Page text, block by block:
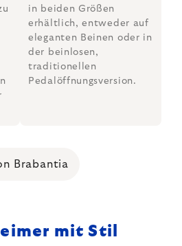
in beiden Größen
erhältlich, entweder auf
eleganten Beinen oder in
der beinlosen,
traditionellen
Pedalöffnungsversion.
Brabantia
mit Stil